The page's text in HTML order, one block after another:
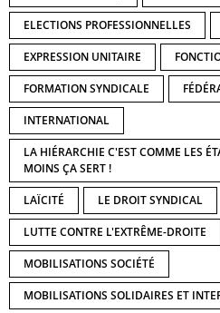
ELECTIONS PROFESSIONNELLES
EXPRESSION UNITAIRE
FORMATION SYNDICALE
INTERNATIONAL
LA HIÉRARCHIE C'EST COMME LES
MOINS ÇA SERT !
LAÏCITÉ LE DROIT SYNDICAL
LUTTE CONTRE L'EXTRÊME-DROITE
MOBILISATIONS SOCIÉTÉ
MOBILISATIONS SOLIDAIRES ET